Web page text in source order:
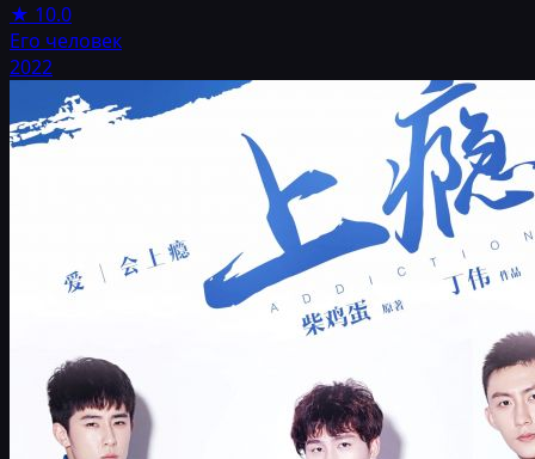
★ 10.0
Его человек
2022